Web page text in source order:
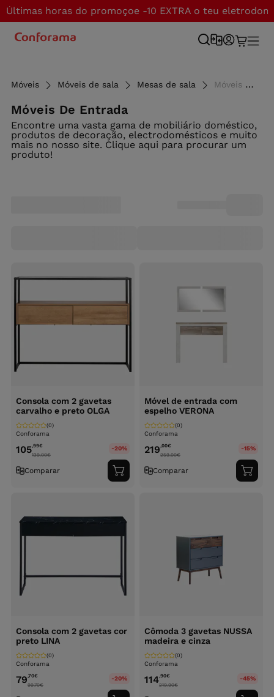
Últimas horas do promoçoe -10 EXTRA o teu
Móveis Móveis de sala Mesas de sala Móveis de entrada - Conforama
Móveis De Entrada
Encontre uma vasta gama de mobiliário doméstico,
produtos de decoração, electrodomésticos e muito
mais no nosso site. Clique aqui para procurar um
produto!
Consola com 2 gavetas
carvalho e preto OLGA
Conforama
(0)
105,99€
139.00€
-20%
Comparar
Adicionar
ao
Móvel de entrada com
espelho VERONA
Conforama
(0)
219,00€
259.00€
-15%
Comparar
ao
Consola com 2 gavetas cor
preto LINA
Conforama
(0)
79,70€
99.70€
-20%
Cômoda 3 gavetas NUSSA
madeira e cinza
Conforama
(0)
114,90€
219.90€
-45%